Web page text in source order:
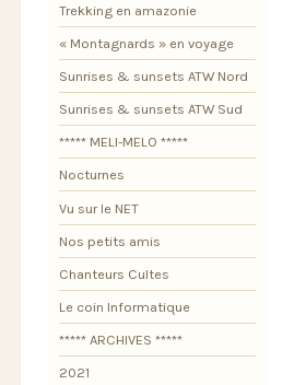
Trekking en amazonie
« Montagnards » en voyage
Sunrises & sunsets ATW Nord
Sunrises & sunsets ATW Sud
***** MELI-MELO *****
Nocturnes
Vu sur le NET
Nos petits amis
Chanteurs Cultes
Le coin Informatique
***** ARCHIVES *****
2021